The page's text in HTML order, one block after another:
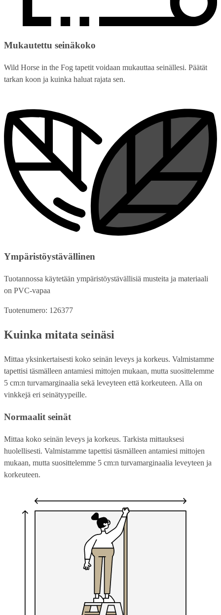
Mukautettu seinäkoko
Wild Horse in the Fog tapetit voidaan mukauttaa seinällesi. Päätät
tarkan koon ja kuinka haluat rajata sen.
Ympäristöystävällinen
Tuotannossa käytetään ympäristöystävällisiä musteita ja materiaali
on PVC-vapaa
Tuotenumero: 126377
Kuinka mitata seinäsi
Mittaa yksinkertaisesti koko seinän leveys ja korkeus. Valmistamme
tapettisi täsmälleen antamiesi mittojen mukaan, mutta suosittelemme
5 cm:n turvamarginaalia sekä leveyteen että korkeuteen. Alla on
vinkkejä eri seinätyypeille.
Normaalit seinät
Mittaa koko seinän leveys ja korkeus. Tarkista mittauksesi
huolellisesti. Valmistamme tapettisi täsmälleen antamiesi mittojen
mukaan, mutta suosittelemme 5 cm:n turvamarginaalia leveyteen ja
korkeuteen.